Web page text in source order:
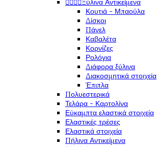
   Ξύλινα Αντικείμενα
Κουτιά - Μπαούλα
Δίσκοι
Πάνελ
Καβαλέτα
Κορνίζες
Ρολόγια
Διάφορα ξύλινα
Διακοσμητικά στοιχεία
Έπιπλα
Πολυεστερικά
Τελάρα - Καρτολίνα
Εύκαμπτα ελαστικά στοιχεία
Ελαστικές τρέσες
Ελαστικά στοιχεία
Πήλινα Αντικείμενα